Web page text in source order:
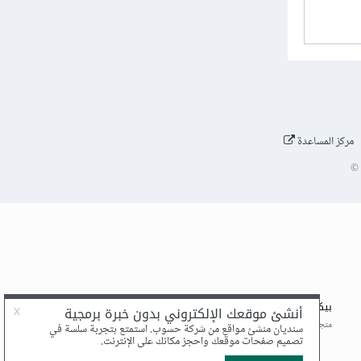
مركز المساعدة
©